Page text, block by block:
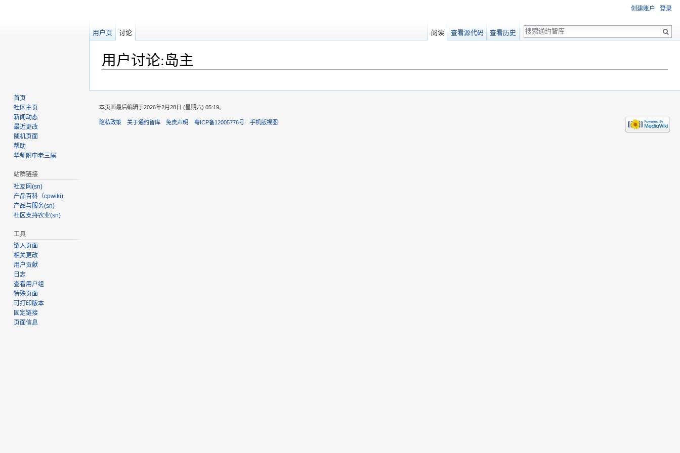
用户讨论:岛主
创建账户 登录
用户页 讨论 阅读 查看源代码 查看历史
搜
索
首页
社区主页
新闻动态
最近更改
随机页面
帮助
华师附中老三届
站群链接
社友网(sn)
产品百科（cpwiki)
产品与服务(sn)
社区支持农业(sn)
工具
链入页面
相关更改
用户贡献
日志
查看用户组
特殊页面
可打印版本
固定链接
页面信息
本页面最后编辑于2026年2月28日 (星期六) 05:19。
隐私政策 关于通约智库 免责声明 粤ICP备12005776号 手机版视图